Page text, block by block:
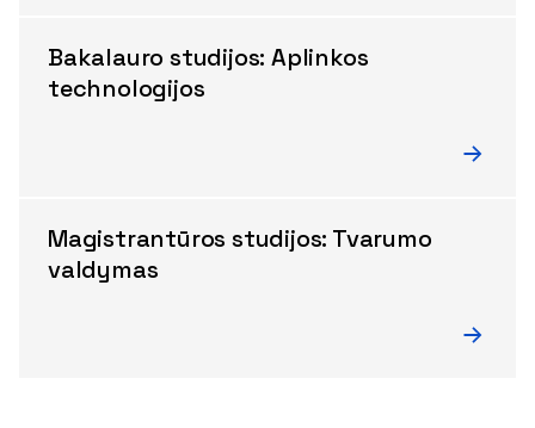
Bakalauro studijos: Aplinkos
technologijos
Magistrantūros studijos: Tvarumo
valdymas